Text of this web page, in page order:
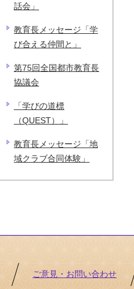
話会」
教育長メッセージ「学
び合える仲間と」
第75回全国都市教育長
協議会
「学びの道標
（QUEST）」
教育長メッセージ「地
域クラブ合同体験」
ご意見・お問い合わせ